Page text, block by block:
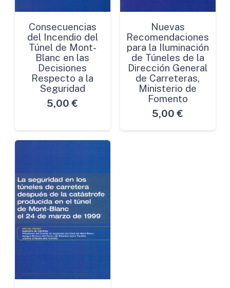
Consecuencias
del Incendio del
Túnel de Mont-
Blanc en las
Decisiones
Respecto a la
Seguridad
5,00 €
Nuevas
Recomendaciones
para la Iluminación
de Túneles de la
Dirección General
de Carreteras,
Ministerio de
Fomento
5,00 €